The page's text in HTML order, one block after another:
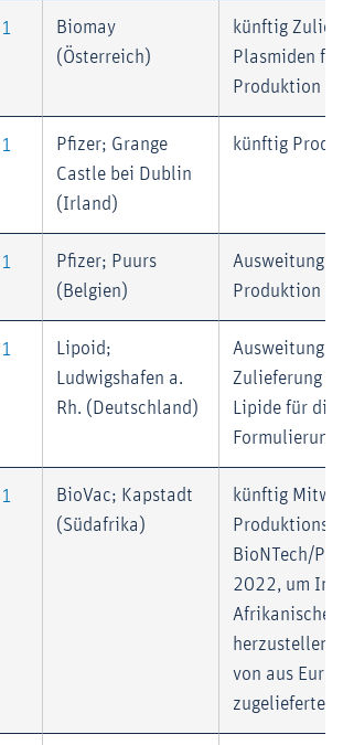
Externer-Link (Öffnet im neuen Fenster)
Biomay
(Österreich)
künftig
Plasmiden
Produktion
Externer-Link (Öffnet im neuen Fenster)
Pfizer; Grange
Castle bei Dublin
(Irland)
künftig
Externer-Link (Öffnet im neuen Fenster)
Pfizer; Puurs
(Belgien)
Ausweitung
Produktion
Externer-Link (Öffnet im neuen Fenster)
Lipoid;
Ludwigshafen a.
Rh. (Deutschland)
Ausweitung
Zulieferung
Lipide für die
Formulierung
Externer-Link (Öffnet im neuen Fenster)
BioVac; Kapstadt
(Südafrika)
künftig
BioNTech/
2022, um
Afrikanische
herzustellen
von aus